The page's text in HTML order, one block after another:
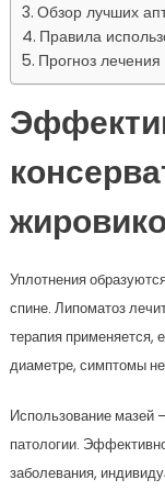
Обзор лучших
Правила
Прогноз
Уплотнения
спине. Липоматоз
терапия применяется,
диаметре, симптомы
Использование мазей
патологии.
заболевания,